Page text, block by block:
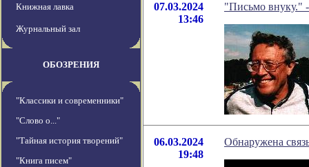
Книжная лавка
Журнальный зал
ОБОЗРЕНИЯ
"Классики и современники"
"Слово о..."
"Тайная история творений"
"Книга писем"
07.03.2024
13:46
"Письмо внуку." -
06.03.2024
19:48
Обнаружена